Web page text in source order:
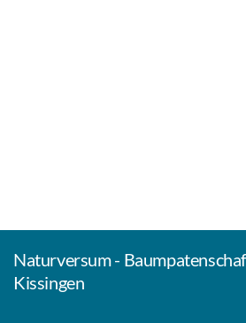
Naturversum -
Kissingen